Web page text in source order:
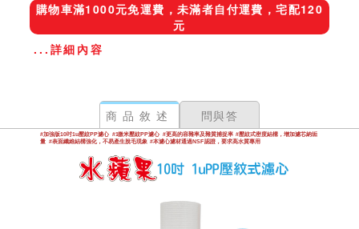
購物車滿1000元免運費，未滿者自付運費，宅配120
元
...詳細內容
商品敘述 問與答